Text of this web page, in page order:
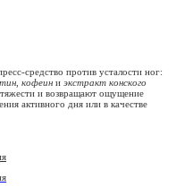
средство против усталости ног:
кофеин и экстракт конского
и возвращают ощущение
активного дня или в качестве